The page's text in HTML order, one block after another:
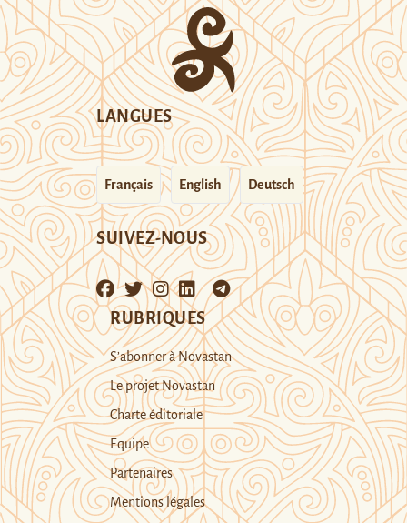
LANGUES
Français English Deutsch
SUIVEZ-NOUS
RUBRIQUES
S’abonner à Novastan
Le projet Novastan
Charte éditoriale
Equipe
Partenaires
Mentions légales